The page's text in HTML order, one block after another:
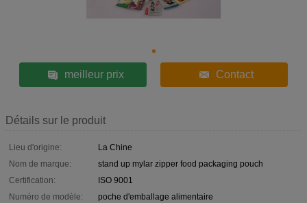
meilleur prix Contact
Détails sur le produit
Lieu d'origine:
La Chine
Nom de marque:
stand up mylar zipper food packaging pouch
Certification:
ISO 9001
Numéro de modèle:
poche d'emballage alimentaire